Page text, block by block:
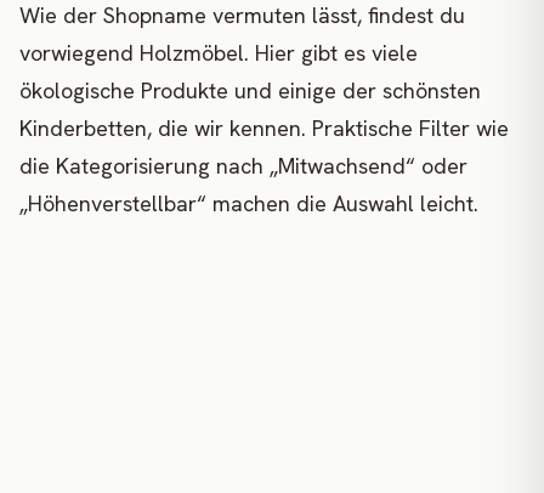
Wie der Shopname vermuten lässt, findest du
vorwiegend Holzmöbel. Hier gibt es viele
ökologische Produkte und einige der schönsten
Kinderbetten, die wir kennen. Praktische Filter wie
die Kategorisierung nach „Mitwachsend“ oder
„Höhenverstellbar“ machen die Auswahl leicht.